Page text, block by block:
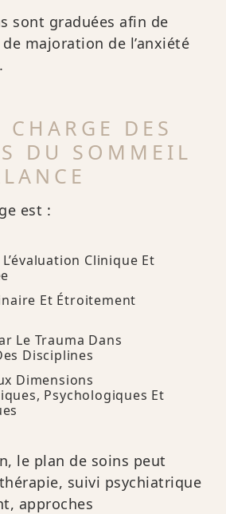
sont graduées afin de
majoration de l’anxiété
DES
DU SOMMEIL
est :
Clinique Et
Et Étroitement
Le Trauma Dans
Disciplines
Dimensions
Psychologiques Et
le plan de soins peut
suivi psychiatrique
approches